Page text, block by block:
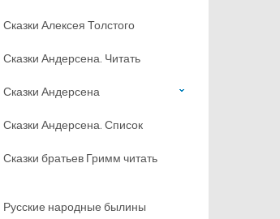
Сказки Алексея Толстого
Сказки Андерсена. Читать
Сказки Андерсена
Сказки Андерсена. Список
Сказки братьев Гримм читать
Русские народные былины